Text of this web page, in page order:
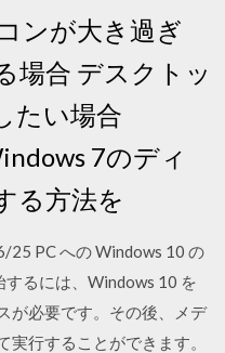
ンが大き過ぎ
場合 デスクトッ
たい場合
7のディ
る方法を
PC への Windows 10 の
するには、Windows 10 を
が必要です。その後、メデ
実行することができます。